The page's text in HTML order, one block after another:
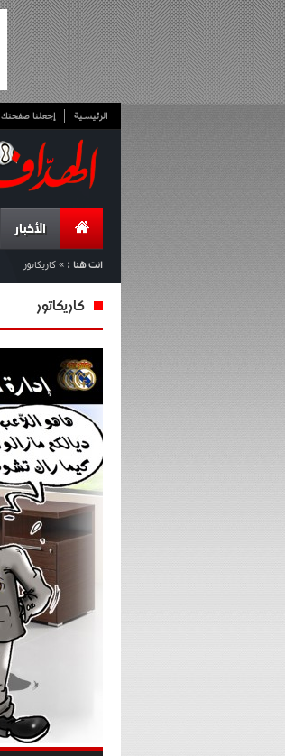
الرئيسية إجعلنا صفحتك
الأخبار
انت هنا : » كاريكاتور
كاريكاتور